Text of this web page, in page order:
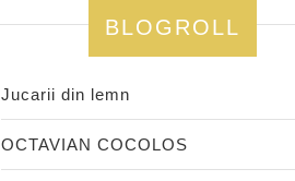
BLOGROLL
Jucarii din lemn
OCTAVIAN COCOLOS